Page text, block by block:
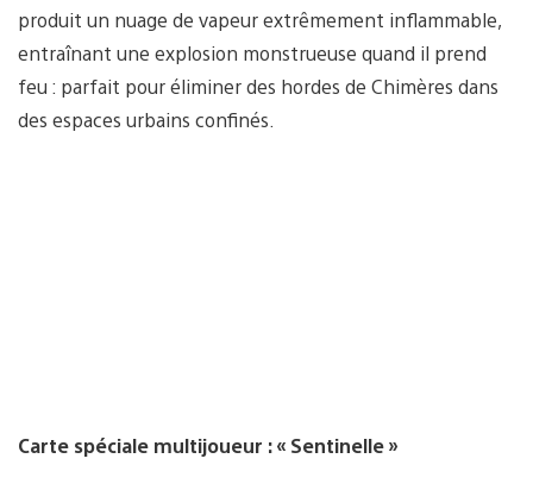
produit un nuage de vapeur extrêmement inflammable,
entraînant une explosion monstrueuse quand il prend
feu : parfait pour éliminer des hordes de Chimères dans
des espaces urbains confinés.
Carte spéciale multijoueur : « Sentinelle »